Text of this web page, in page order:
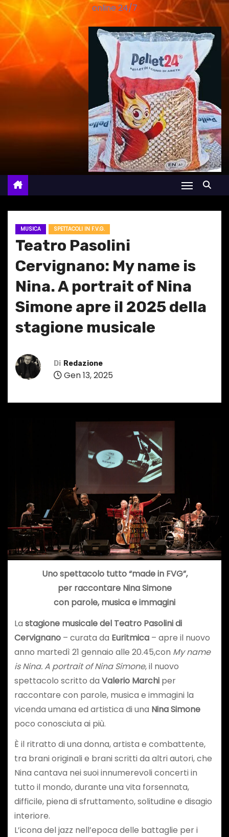
online 24/7
MUSICA SPETTACOLI IN F.V.G.
Teatro Pasolini
Cervignano: My name is
Nina. A portrait of Nina
Simone apre il 2025 della
stagione musicale
Di Redazione
Gen 13, 2025
Uno spettacolo tutto “made in FVG”,
per raccontare Nina Simone
con parole, musica e immagini
La stagione musicale del Teatro Pasolini di
Cervignano– curata da Euritmica– apre il nuovo
anno martedì 21 gennaio alle 20.45,con My name
is Nina. A portrait of Nina Simone, il nuovo
spettacolo scritto da Valerio Marchiper
raccontare con parole, musica e immagini la
vicenda umana ed artistica di una Nina Simone
poco conosciuta ai più.
È il ritratto di una donna, artista e combattente,
tra brani originali e brani scritti da altri autori, che
Nina cantava nei suoi innumerevoli concerti in
tutto il mondo, durante una vita forsennata,
difficile, piena di sfruttamento, solitudine e disagio
interiore.
L’icona del jazz nell’epoca delle battaglie per i